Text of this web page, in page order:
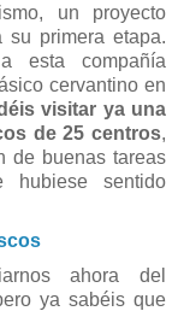
un proyecto
su primera etapa.
esta compañía
cervantino en
visitar ya una
de 25 centros,
de buenas tareas
sentido
ahora del
ya sabéis que